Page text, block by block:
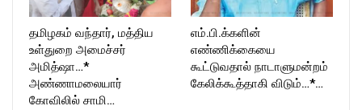
தமிழகம் வந்தார், மத்திய
உள்துறை அமைச்சர்
அமித்ஷா…*
அண்ணாமலையார்
கோவிலில் சாமி…
எம்.பி.க்களின்
எண்ணிக்கையை
கூட்டுவதால் நாடாளுமன்றம்
கேலிக்கூத்தாகி விடும்…*…